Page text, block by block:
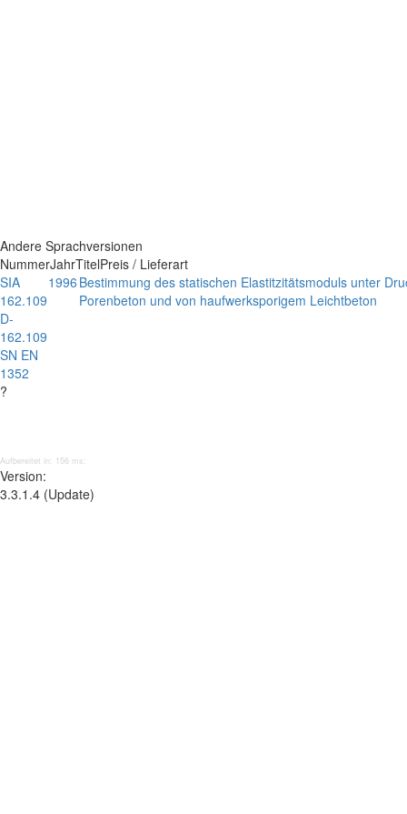
Andere Sprachversionen
NummerJahrTitelPreis / Lieferart
SIA
162.109
D-
162.109
SN EN
1352
?
1996 Bestimmung des statischen Elastitzitätsmoduls unter
Porenbeton und von haufwerksporigem Leichtbeton
Aufbereitet in: 156 ms;
Version:
3.3.1.4 (Update)